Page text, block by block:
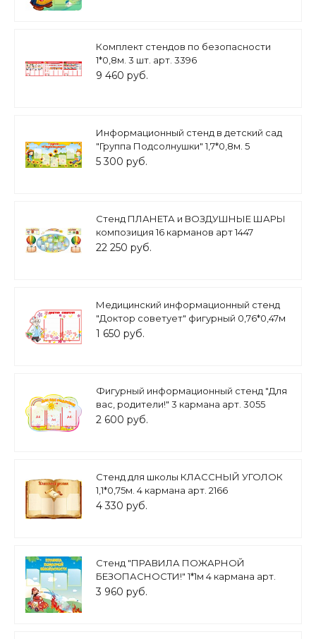
Комплект стендов по безопасности
1*0,8м. 3 шт. арт. 3396
9 460 руб.
Информационный стенд в детский сад
"Группа Подсолнушки" 1,7*0,8м. 5
карманов А4 арт.ДС1304
5 300 руб.
Стенд ПЛАНЕТА и ВОЗДУШНЫЕ ШАРЫ
композиция 16 карманов арт 1447
22 250 руб.
Медицинский информационный стенд
"Доктор советует" фигурный 0,76*0,47м
арт.С814
1 650 руб.
Фигурный информационный стенд "Для
вас, родители!" 3 кармана арт. 3055
2 600 руб.
Стенд для школы КЛАССНЫЙ УГОЛОК
1,1*0,75м. 4 кармана арт. 2166
4 330 руб.
Стенд "ПРАВИЛА ПОЖАРНОЙ
БЕЗОПАСНОСТИ!" 1*1м 4 кармана арт.
4297
3 960 руб.